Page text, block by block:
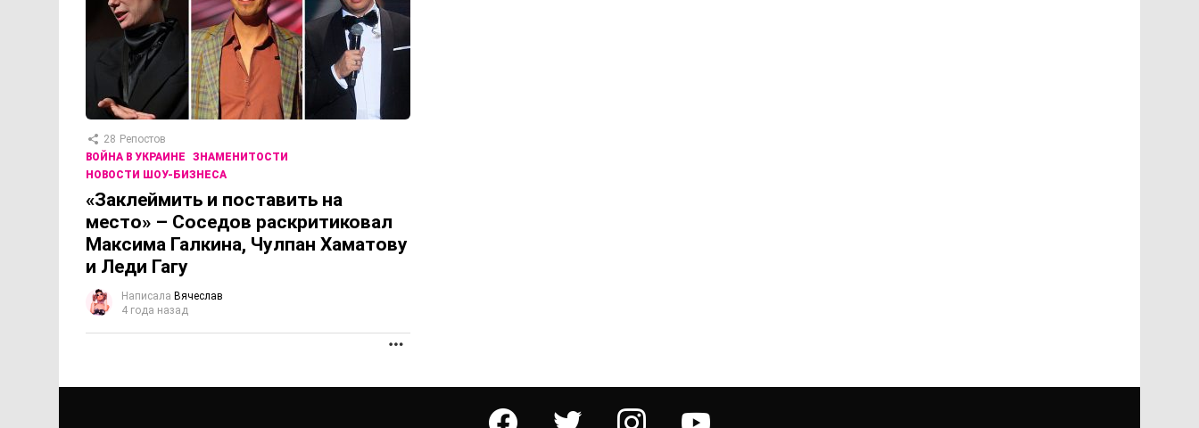
28 Репостов
ВОЙНА В УКРАИНЕ
ЗНАМЕНИТОСТИ
НОВОСТИ ШОУ-БИЗНЕСА
«Заклеймить и поставить на
место» – Соседов раскритиковал
Максима Галкина, Чулпан Хаматову
и Леди Гагу
Написала Вячеслав
4 года назад
facebook twitter instagram youtube